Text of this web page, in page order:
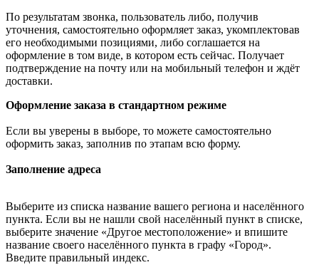
По результатам звонка, пользователь либо, получив
уточнения, самостоятельно оформляет заказ, укомплектовав
его необходимыми позициями, либо соглашается на
оформление в том виде, в котором есть сейчас. Получает
подтверждение на почту или на мобильный телефон и ждёт
доставки.
Оформление заказа в стандартном режиме
Если вы уверены в выборе, то можете самостоятельно
оформить заказ, заполнив по этапам всю форму.
Заполнение адреса
Выберите из списка название вашего региона и населённого
пункта. Если вы не нашли свой населённый пункт в списке,
выберите значение «Другое местоположение» и впишите
название своего населённого пункта в графу «Город».
Введите правильный индекс.